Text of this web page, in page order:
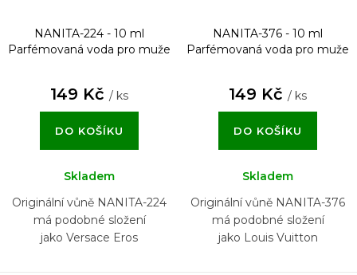
NANITA-224 - 10 ml
Parfémovaná voda pro muže
149 Kč / ks
DO KOŠÍKU
Skladem
Originální vůně NANITA-224
má podobné složení
jako Versace Eros
NANITA-376 - 10 ml
Parfémovaná voda pro muže
149 Kč / ks
DO KOŠÍKU
Skladem
Originální vůně NANITA-376
má podobné složení
jako Louis Vuitton